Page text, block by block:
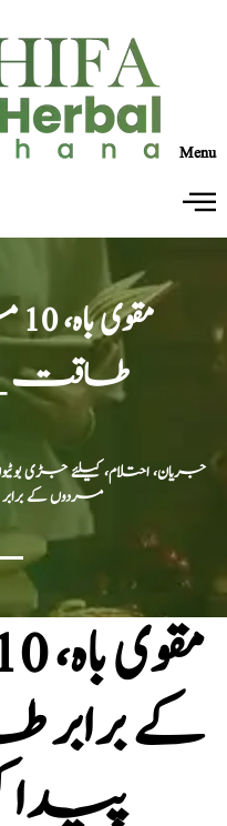
Menu
طاقت
جریان، احتلام، کیلئے جڑی
مردوں کے
کے
___پیدا